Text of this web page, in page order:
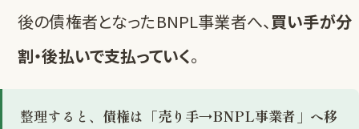
後の債権者となったBNPL事業者へ、買い手が分
割・後払いで支払っていく。
整理すると、 債権は「売り手→BNPL事業者」へ移